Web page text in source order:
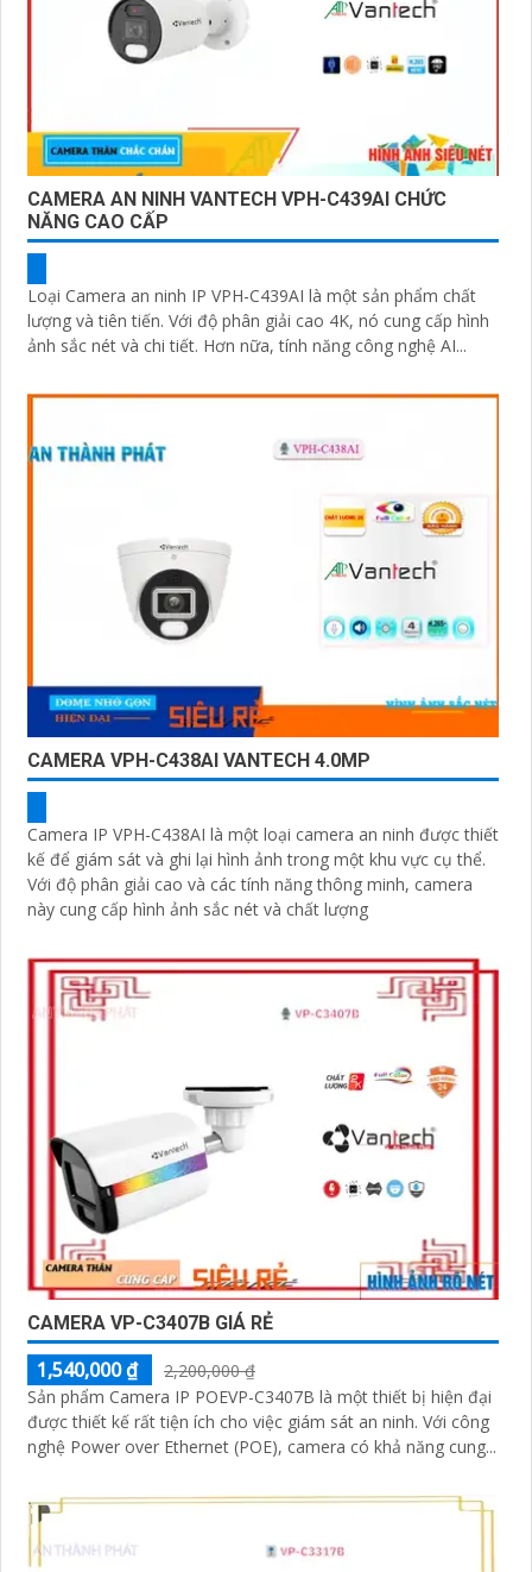
CAMERA AN NINH VANTECH VPH-C439AI CHỨC
NĂNG CAO CẤP
Loại Camera an ninh IP VPH-C439AI là một sản phẩm chất
lượng và tiên tiến. Với độ phân giải cao 4K, nó cung cấp hình
ảnh sắc nét và chi tiết. Hơn nữa, tính năng công nghệ AI...
CAMERA VPH-C438AI VANTECH 4.0MP
Camera IP VPH-C438AI là một loại camera an ninh được thiết
kế để giám sát và ghi lại hình ảnh trong một khu vực cụ thể.
Với độ phân giải cao và các tính năng thông minh, camera
này cung cấp hình ảnh sắc nét và chất lượng
CAMERA VP-C3407B GIÁ RẺ
1,540,000 ₫
2,200,000 ₫
Sản phẩm Camera IP POEVP-C3407B là một thiết bị hiện đại
được thiết kế rất tiện ích cho việc giám sát an ninh. Với công
nghệ Power over Ethernet (POE), camera có khả năng cung...